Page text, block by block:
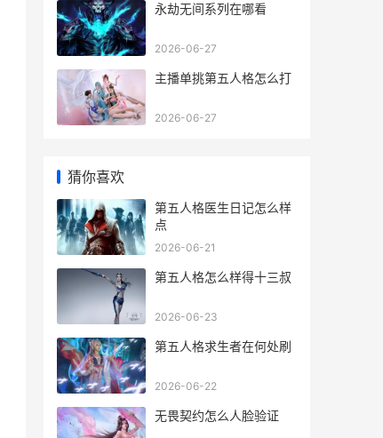
永劫无间系列在哪看
2026-06-27
主播单挑第五人格怎么打
2026-06-27
猜你喜欢
第五人格医生日记怎么样
点
2026-06-21
第五人格怎么样得十三叔
2026-06-23
第五人格求生者在何处刷
2026-06-22
无畏契约怎么人脸验证